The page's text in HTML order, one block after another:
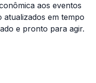
aos eventos
atualizados em tempo
e pronto para agir.